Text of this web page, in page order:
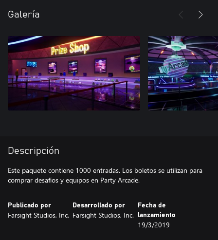
Galería
Descripción
Este paquete contiene 1000 entradas. Los boletos se utilizan para
comprar desafíos y equipos en Party Arcade.
Publicado por
Farsight Studios, Inc.
Desarrollado por
Farsight Studios, Inc.
Fecha de
lanzamiento
19/3/2019